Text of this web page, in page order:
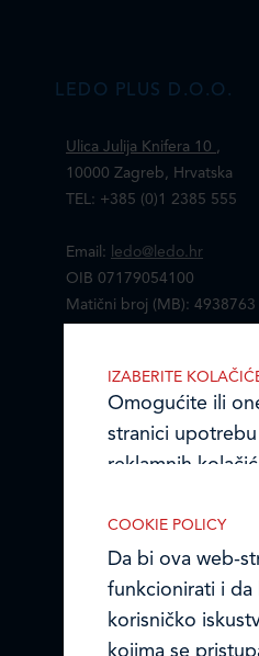
LEDO PLUS D.O.O.
Ulica Julija Knifera 10 ,
10000 Zagreb, Hrvatska
TEL: +385 (0)1 2385 555
Email:
ledo@ledo.hr
OIB 07179054100
Matični broj (MB): 4938763
Prodajni centri
Ledo u inozemstvu
Online formular
Obavijest o Privatnosti i
Privacy notice and Cookies
COOKIE POLICY
Da bi ova web-
funkcionirati i da
korisničko
kojima se
IZABERITE
Omogućite ili
stranici
reklamnih
Nužni (tehnički)